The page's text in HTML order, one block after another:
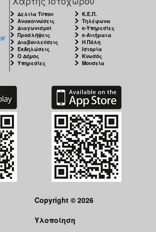
Δελτία Τύπου
Ανακοινώσεις
Διαγωνισμοί
Προσλήψεις
Διαβουλεύσεις
Εκδηλώσεις
Ο Δήμος
Υπηρεσίες
Κ.Ε.Π.
Τηλέφωνα
e-Υπηρεσίες
e-Αιτήματα
Η Πόλη
Ιστορία
Κνωσός
Μουσεία
Copyright © 2026
Υλοποίηση